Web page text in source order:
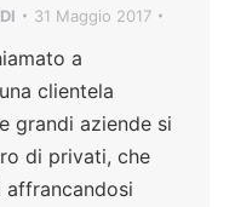
31 Maggio 2017
a
clientela
grandi aziende si
di privati, che
affrancandosi